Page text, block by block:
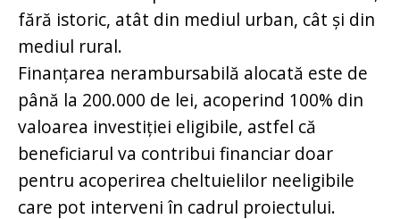
fără istoric, atât din mediul urban, cât și din
mediul rural.
Finanțarea nerambursabilă alocată este de
până la 200.000 de lei, acoperind 100% din
valoarea investiției eligibile, astfel că
beneficiarul va contribui financiar doar
pentru acoperirea cheltuielilor neeligibile
care pot interveni în cadrul proiectului.